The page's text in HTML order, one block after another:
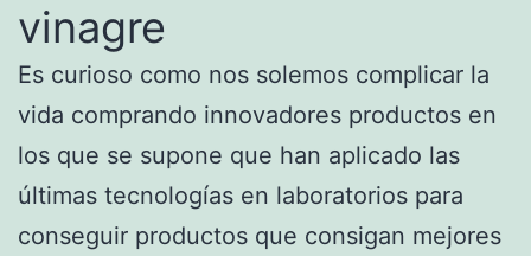
vinagre
Es curioso como nos solemos complicar la
vida comprando innovadores productos en
los que se supone que han aplicado las
últimas tecnologías en laboratorios para
conseguir productos que consigan mejores